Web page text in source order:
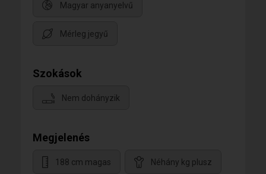
Magyar anyanyelvű
Mérleg jegyű
Szokások
Nem dohányzik
Megjelenés
188 cm magas Néhány kg plusz